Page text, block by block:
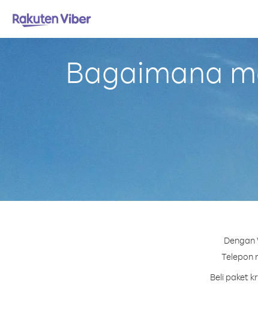
Bagaimana
Telepon
Beli paket